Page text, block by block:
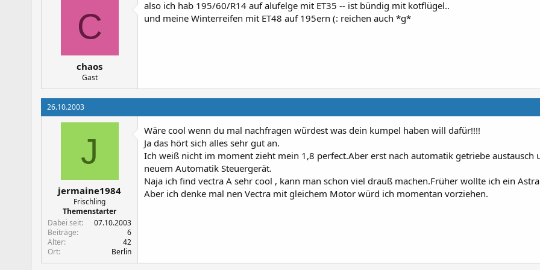
C
chaos
Gast
also ich hab 195/60/R14 auf alufelge mit ET35 -- ist bündig mit kotflügel..
und meine Winterreifen mit ET48 auf 195ern (: reichen auch *g*
26.10.2003
J
jermaine1984
Frischling
Themenstarter
Dabei seit
07.10.2003
Beiträge
6
Alter
42
Ort
Berlin
Wäre cool wenn du mal nachfragen würdest was dein kumpel haben will dafür!!!!
Ja das hört sich alles sehr gut an.
Ich weiß nicht im moment zieht mein 1,8 perfect.Aber erst nach automatik getriebe austausch
neuem Automatik Steuergerät.
Naja ich find vectra A sehr cool , kann man schon viel drauß machen.Früher wollte ich ein Astra
Aber ich denke mal nen Vectra mit gleichem Motor würd ich momentan vorziehen.